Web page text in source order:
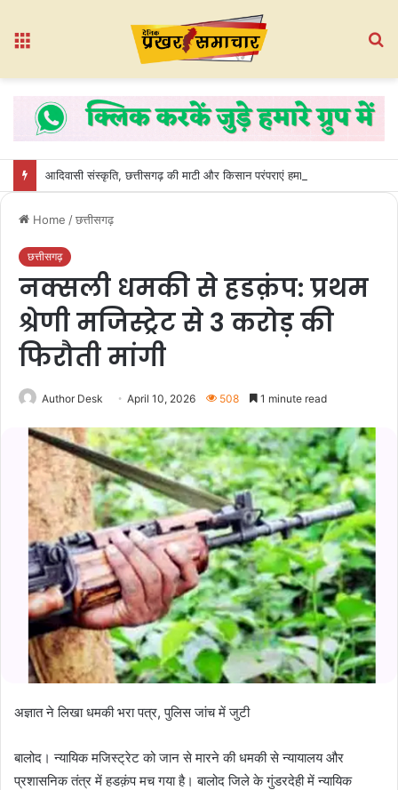
Home /छत्तीसगढ़
छत्तीसगढ़
नक्सली धमकी से हडक़ंप: प्रथम
श्रेणी मजिस्ट्रेट से 3 करोड़ की
फिरौती मांगी
Author Desk April 10, 2026 508 1 minute read
अज्ञात ने लिखा धमकी भरा पत्र, पुलिस जांच में जुटी
बालोद। न्यायिक मजिस्ट्रेट को जान से मारने की धमकी से न्यायालय और
प्रशासनिक तंत्र में हडक़ंप मच गया है। बालोद जिले के गुंडरदेही में न्यायिक